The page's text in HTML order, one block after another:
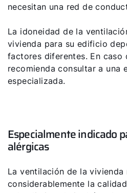
necesitan una red de
La idoneidad de la
vivienda para su edificio
factores diferentes. En caso
recomienda consultar a una
especializada.
Especialmente indicado
alérgicas
La ventilación de la vivienda
considerablemente la